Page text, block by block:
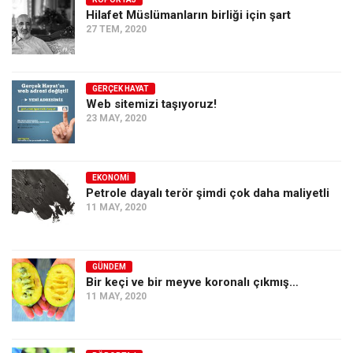
Ekonomi
Spor
Sağlık
Gıda-Beslenme
Türkiye
Siyaset
Dünya
Asya
Hilafet Müslümanların birliği için şart
27 TEM, 2020
GERÇEK HAYAT
Web sitemizi taşıyoruz!
23 MAY, 2020
EKONOMI
Petrole dayalı terör şimdi çok daha maliyetli
11 MAY, 2020
GÜNDEM
Bir keçi ve bir meyve koronalı çıkmış…
11 MAY, 2020